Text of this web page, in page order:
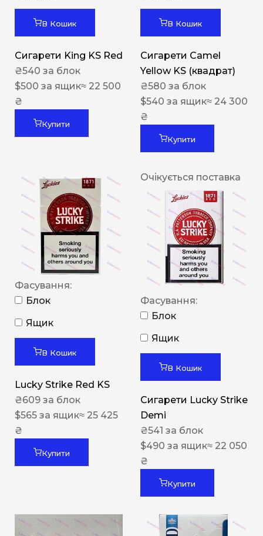
В Кошик
Сигарети King KS Red
₴540 за блок
$500 за ящик≈ 22 500
₴
Купити
В Кошик
Сигарети Camel
Yellow KS (квадрат)
₴580 за блок
$540 за ящик≈ 24 300
₴
Купити
Фасування:
Блок
Ящик
В Кошик
Lucky Strike Red KS
₴609 за блок
$565 за ящик≈ 25 425
₴
Купити
Очікується поставка
Фасування:
Блок
Ящик
В Кошик
Сигарети Lucky Strike
Demi
₴541 за блок
$490 за ящик≈ 22 050
₴
Купити